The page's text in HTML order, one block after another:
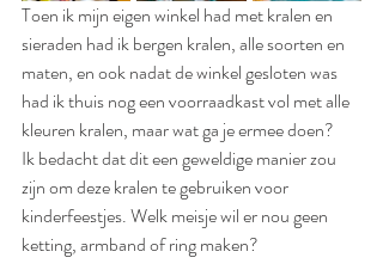
Toen ik mijn eigen winkel had met kralen en
sieraden had ik bergen kralen, alle soorten en
maten, en ook nadat de winkel gesloten was
had ik thuis nog een voorraadkast vol met alle
kleuren kralen, maar wat ga je ermee doen?
Ik bedacht dat dit een geweldige manier zou
zijn om deze kralen te gebruiken voor
kinderfeestjes. Welk meisje wil er nou geen
ketting, armband of ring maken?